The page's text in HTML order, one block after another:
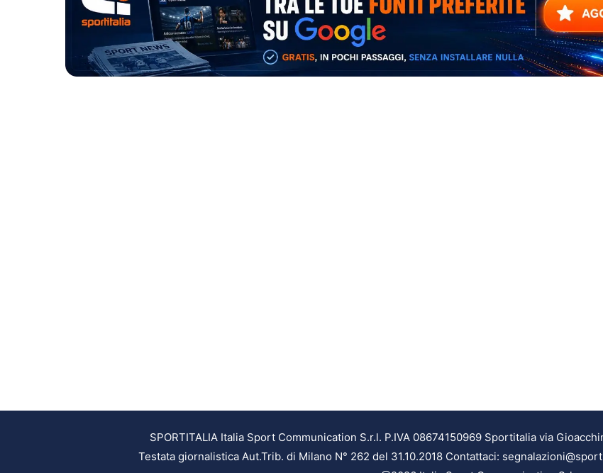
SPORTITALIA Italia Sport Communication S.r.l. P.IVA 08674150969 Sportitalia via
Testata giornalistica Aut.Trib. di Milano N° 262 del 31.10.2018 Contattaci: